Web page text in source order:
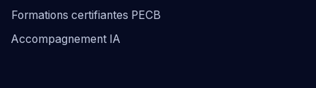
Formations certifiantes PECB
Accompagnement IA